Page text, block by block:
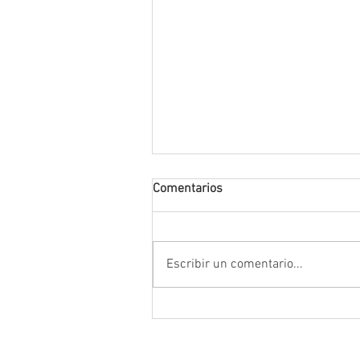
Comentarios
Escribir un comentario...